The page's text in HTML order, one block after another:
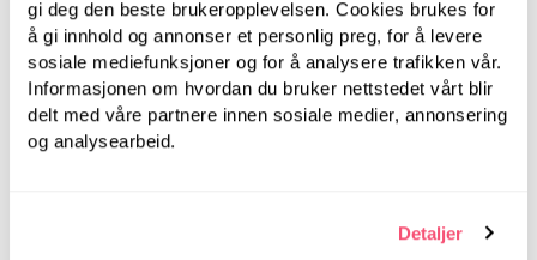
gi deg den beste brukeropplevelsen. Cookies brukes for
å gi innhold og annonser et personlig preg, for å levere
sosiale mediefunksjoner og for å analysere trafikken vår.
Informasjonen om hvordan du bruker nettstedet vårt blir
delt med våre partnere innen sosiale medier, annonsering
og analysearbeid.
Detaljer
3.00 mm -
Rundpinner i tre
3.50 mm -
Rundpinner i tre